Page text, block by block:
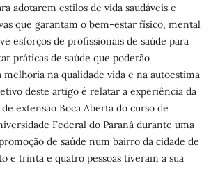
adotarem estilos de vida saudáveis e
que garantam o bem-estar físico, mental
esforços de profissionais de saúde para
práticas de saúde que poderão
na qualidade vida e na autoestima
deste artigo é relatar a experiência da
extensão Boca Aberta do curso de
Federal do Paraná durante uma
de saúde num bairro da cidade de
e trinta e quatro pessoas tiveram a sua